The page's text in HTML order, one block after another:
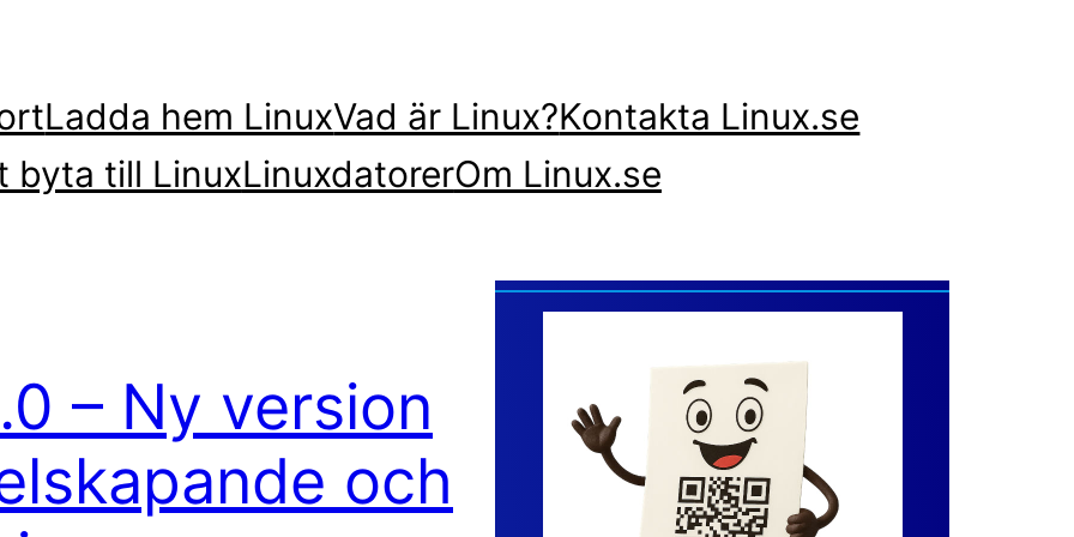
Ladda hem LinuxVad är Linux?Kontakta Linux.se
byta till LinuxLinuxdatorerOm Linux.se
– Ny version
och